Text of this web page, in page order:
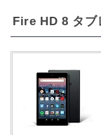
Fire HD 8 タブ